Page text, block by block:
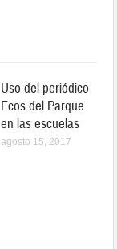
Uso del periódico
Ecos del Parque
en las escuelas
agosto 15, 2017